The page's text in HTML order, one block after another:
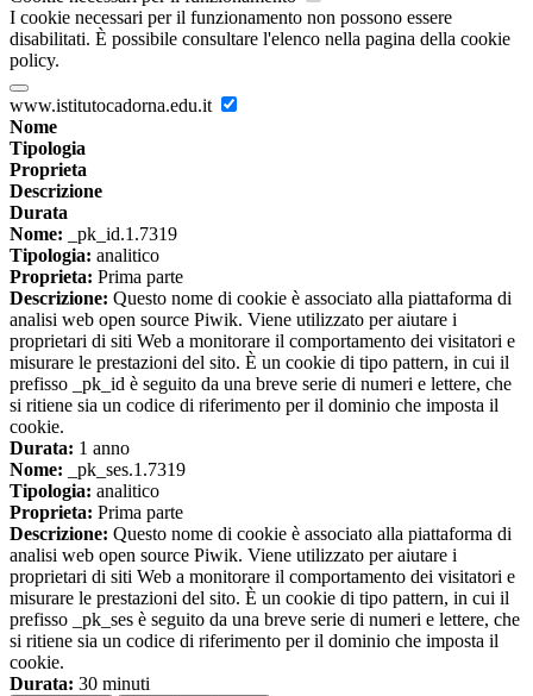
I cookie necessari per il funzionamento non possono essere
disabilitati. È possibile consultare l'elenco nella pagina della cookie
policy.
www.istitutocadorna.edu.it
Nome
Tipologia
Proprieta
Descrizione
Durata
Nome: _pk_id.1.7319
Tipologia: analitico
Proprieta: Prima parte
Descrizione: Questo nome di cookie è associato alla piattaforma di
analisi web open source Piwik. Viene utilizzato per aiutare i
proprietari di siti Web a monitorare il comportamento dei visitatori e
misurare le prestazioni del sito. È un cookie di tipo pattern, in cui il
prefisso _pk_id è seguito da una breve serie di numeri e lettere, che
si ritiene sia un codice di riferimento per il dominio che imposta il
cookie.
Durata: 1 anno
Nome: _pk_ses.1.7319
Tipologia: analitico
Proprieta: Prima parte
Descrizione: Questo nome di cookie è associato alla piattaforma di
analisi web open source Piwik. Viene utilizzato per aiutare i
proprietari di siti Web a monitorare il comportamento dei visitatori e
misurare le prestazioni del sito. È un cookie di tipo pattern, in cui il
prefisso _pk_ses è seguito da una breve serie di numeri e lettere, che
si ritiene sia un codice di riferimento per il dominio che imposta il
cookie.
Durata: 30 minuti